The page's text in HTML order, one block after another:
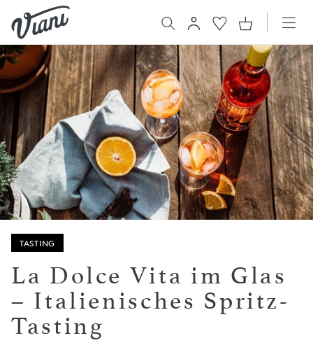
TASTING
La Dolce Vita im Glas
– Italienisches Spritz-
Tasting